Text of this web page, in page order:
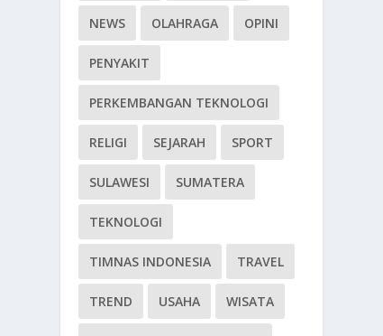
NEWS OLAHRAGA OPINI
PENYAKIT
PERKEMBANGAN TEKNOLOGI
RELIGI SEJARAH SPORT
SULAWESI SUMATERA
TEKNOLOGI
TIMNAS INDONESIA TRAVEL
TREND USAHA WISATA